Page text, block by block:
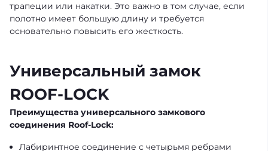
трапеции или накатки. Это важно в том случае, если
полотно имеет большую длину и требуется
основательно повысить его жесткость.
Универсальный замок
ROOF-LOCK
Преимущества универсального замкового
соединения Roof-Lock:
Лабиринтное соединение с четырьмя ребрами